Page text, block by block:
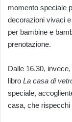
momento speciale
decorazioni vivaci
per bambine e
prenotazione.
Dalle 16.30, invece,
libro La casa di
speciale,
casa, che rispecchi